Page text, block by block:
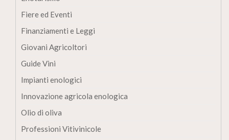
Fiere ed Eventi
Finanziamenti e Leggi
Giovani Agricoltori
Guide Vini
Impianti enologici
Innovazione agricola enologica
Olio di oliva
Professioni Vitivinicole